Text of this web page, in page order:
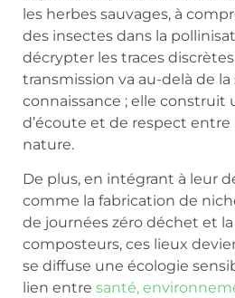
les herbes sauvages, à
des insectes dans la
décrypter les traces
transmission va au-delà de
connaissance ; elle construit
d’écoute et de respect entre
nature.
De plus, en intégrant à leur
comme la fabrication de
de journées zéro déchet et
composteurs, ces lieux
se diffuse une écologie
lien entre santé,